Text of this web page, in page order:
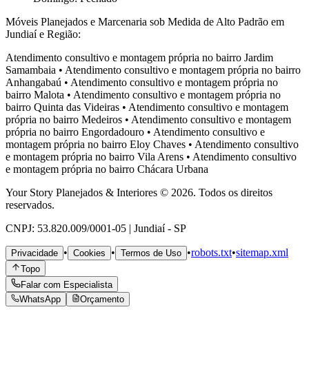
Móveis Planejados e Marcenaria sob Medida de Alto Padrão em
Jundiaí e Região:
Atendimento consultivo e montagem própria no bairro Jardim
Samambaia • Atendimento consultivo e montagem própria no bairro
Anhangabaú • Atendimento consultivo e montagem própria no
bairro Malota • Atendimento consultivo e montagem própria no
bairro Quinta das Videiras • Atendimento consultivo e montagem
própria no bairro Medeiros • Atendimento consultivo e montagem
própria no bairro Engordadouro • Atendimento consultivo e
montagem própria no bairro Eloy Chaves • Atendimento consultivo
e montagem própria no bairro Vila Arens • Atendimento consultivo
e montagem própria no bairro Chácara Urbana
Your Story Planejados & Interiores © 2026. Todos os direitos
reservados.
CNPJ: 53.820.009/0001-05 | Jundiaí - SP
Privacidade • Cookies • Termos de Uso •robots.txt•sitemap.xml
Topo
Falar com Especialista
WhatsApp
Orçamento